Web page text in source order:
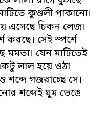
কুণ্ডলী পাকানো।
এসেছে চিকন লেজ।
করছে। সেই স্পর্শে
যেন মাটিতেই
লাল হয়ে ওঠা
শব্দে গজরাচ্ছে সে।
শব্দেই ঘুম ভেঙে